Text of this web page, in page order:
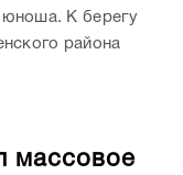
юноша. К берегу
района
массовое